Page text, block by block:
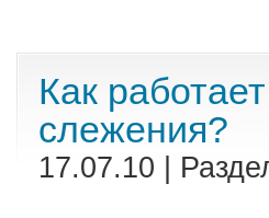
Как
слежения?
17.07.10 |